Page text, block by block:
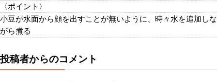
〈ポイント〉
小豆が水面から顔を出すことが無いように、時々水を追加しな
がら煮る
投稿者からのコメント